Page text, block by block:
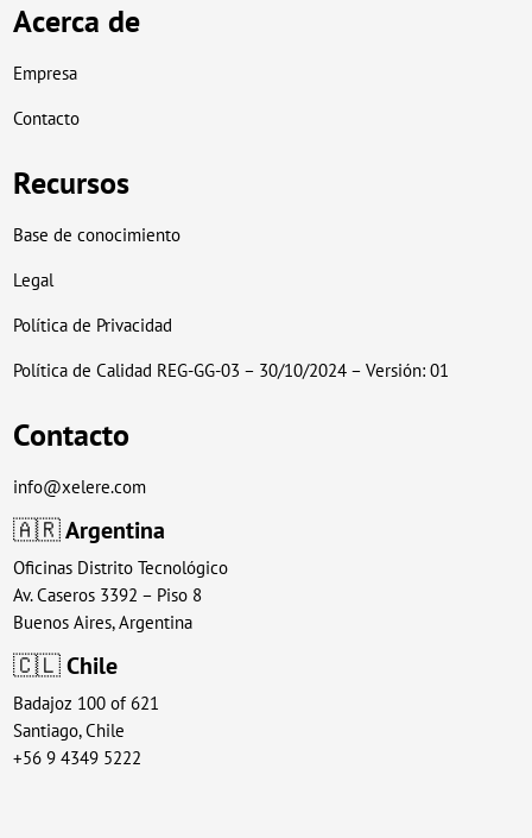
Acerca de
Empresa
Contacto
Recursos
Base de conocimiento
Legal
Política de Privacidad
Política de Calidad REG-GG-03 – 30/10/2024 – Versión: 01
Contacto
info@xelere.com
🇦🇷Argentina
Oficinas Distrito Tecnológico
Av. Caseros 3392 – Piso 8
Buenos Aires, Argentina
🇨🇱 Chile
Badajoz 100 of 621
Santiago, Chile
+56 9 4349 5222